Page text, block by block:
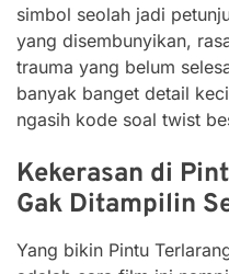
simbol seolah jadi
yang disembunyikan,
trauma yang belum
banyak banget detail
ngasih kode soal twist
Kekerasan di
Gak Ditampilin
Yang bikin Pintu